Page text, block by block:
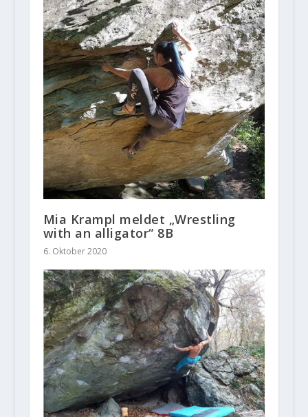
Mia Krampl meldet „Wrestling
with an alligator“ 8B
6. Oktober 2020